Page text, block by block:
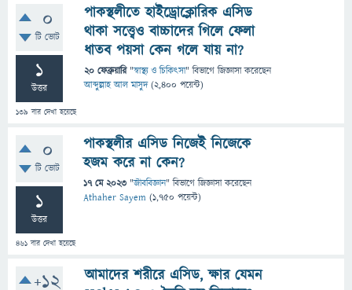
0
টি ভোট
1
উত্তর
139 বার দেখা হয়েছে
পাকস্থলীতে হাইড্রোক্লোরিক এসিড
থাকা সত্ত্বেও বাচ্চাদের গিলে ফেলা
ধাতব পয়সা কেন গলে যায় না?
20 ফেব্রুয়ারি "স্বাস্থ্য ও চিকিৎসা" বিভাগে জিজ্ঞাসাকরেছেন
আব্দুল্লাহ আল মাসুদ (2,400 পয়েন্ট)
0
টি ভোট
1
উত্তর
461 বার দেখা হয়েছে
পাকস্থলীর এসিড নিজেই নিজেকে
হজম করে না কেন?
17 মে 2023 "জীববিজ্ঞান" বিভাগে জিজ্ঞাসাকরেছেন
Athaher Sayem (1,750 পয়েন্ট)
+12
আমাদের শরীরে এসিড, ক্ষার যেমন